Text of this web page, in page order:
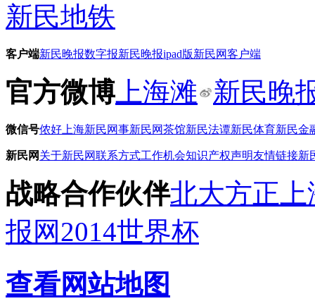
新民地铁
客户端新民晚报数字报新民晚报ipad版新民网客户端
官方微博 上海滩 新民晚
微信号侬好上海新民网事新民网茶馆新民法谭新民体育新民金
新民网关于新民网联系方式工作机会知识产权声明友情链接新
战略合作伙伴北大方正
报网2014世界杯
查看网站地图